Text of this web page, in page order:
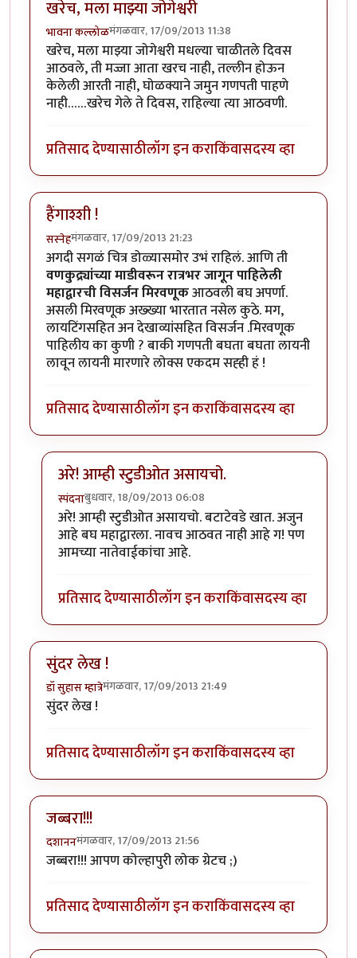
खरेच, मला माझ्या जोगेश्वरी
भावना कल्लोळमंगळवार, 17/09/2013 11:38
खरेच, मला माझ्या जोगेश्वरी मधल्या चाळीतले दिवस
आठवले, ती मज्जा आता खरच नाही, तल्लीन होऊन
केलेली आरती नाही, घोळक्याने जमुन गणपती पाहणे
नाही……खरेच गेले ते दिवस, राहिल्या त्या आठवणी.
प्रतिसाद देण्यासाठीलॉग इन कराकिंवासदस्य व्हा
हैंगाश्शी !
सस्नेहमंगळवार, 17/09/2013 21:23
अगदी सगळं चित्र डोळ्यासमोर उभं राहिलं. आणि ती
वणकुद्र्यांच्या माडीवरून रात्रभर जागून पाहिलेली
महाद्वारची विसर्जन मिरवणूकआठवली बघ अपर्णा.
असली मिरवणूक अख्ख्या भारतात नसेल कुठे. मग,
लायटिंगसहित अन देखाव्यांसहित विसर्जन .मिरवणूक
पाहिलीय का कुणी ? बाकी गणपती बघता बघता लायनी
लावून लायनी मारणारे लोक्स एकदम सह्ही हं !
प्रतिसाद देण्यासाठीलॉग इन कराकिंवासदस्य व्हा
अरे! आम्ही स्टुडीओत असायचो.
स्पंदनाबुधवार, 18/09/2013 06:08
In reply toहैंगाश्शी !byसस्नेह
अरे! आम्ही स्टुडीओत असायचो. बटाटेवडे खात. अजुन
आहे बघ महाद्वारला. नावच आठवत नाही आहे ग! पण
आमच्या नातेवाईकांचा आहे.
प्रतिसाद देण्यासाठीलॉग इन कराकिंवासदस्य व्हा
सुंदर लेख !
डॉ सुहास म्हात्रेमंगळवार, 17/09/2013 21:49
सुंदर लेख !
प्रतिसाद देण्यासाठीलॉग इन कराकिंवासदस्य व्हा
जब्बरा!!!
दशाननमंगळवार, 17/09/2013 21:56
जब्बरा!!! आपण कोल्हापुरी लोक ग्रेटच ;)
प्रतिसाद देण्यासाठीलॉग इन कराकिंवासदस्य व्हा